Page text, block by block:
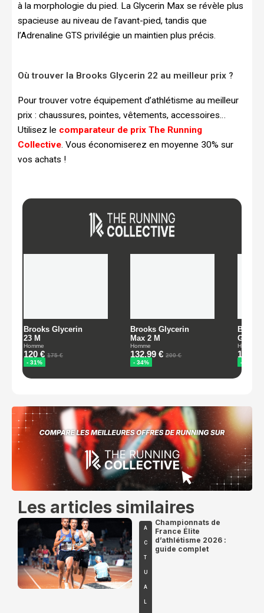
à la morphologie du pied. La Glycerin Max se révèle plus
spacieuse au niveau de l’avant-pied, tandis que
l’Adrenaline GTS privilégie un maintien plus précis.
Où trouver la Brooks Glycerin 22 au meilleur prix ?
Pour trouver votre équipement d’athlétisme au meilleur
prix : chaussures, pointes, vêtements, accessoires…
Utilisez le comparateur de prix The Running
Collective. Vous économiserez en moyenne 30% sur
vos achats !
Les articles similaires
A
C
T
U
A
Championnats de
France Élite
d’athlétisme 2026 :
guide complet